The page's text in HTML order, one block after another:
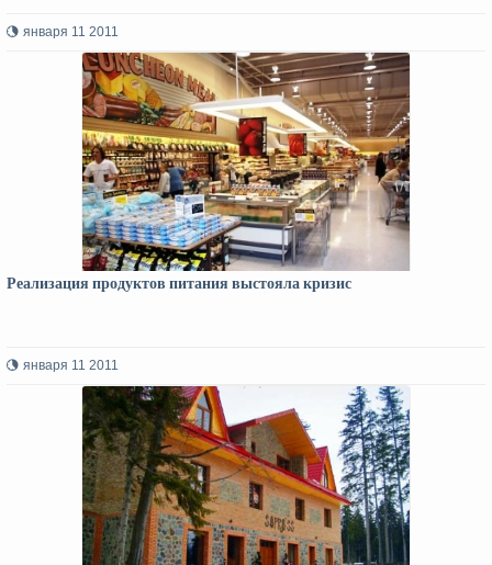
января 11 2011
Реализация продуктов питания выстояла кризис
января 11 2011